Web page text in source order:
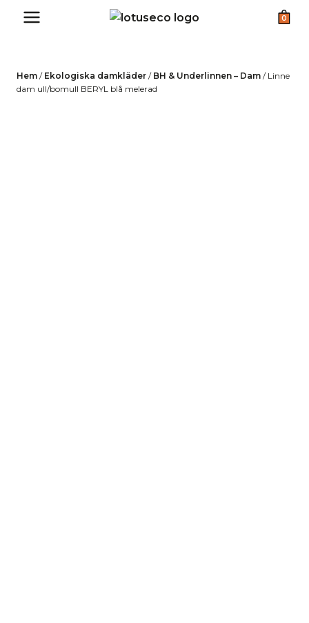
0
Hem / Ekologiska damkläder / BH & Underlinnen – Dam / Linne
dam ull/bomull BERYL blå melerad